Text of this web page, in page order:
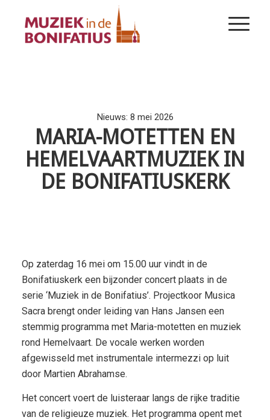
Nieuws: 8 mei 2026
MARIA-MOTETTEN EN
HEMELVAARTMUZIEK IN
DE BONIFATIUSKERK
Op zaterdag 16 mei om 15.00 uur vindt in de
Bonifatiuskerk een bijzonder concert plaats in de
serie ‘Muziek in de Bonifatius’. Projectkoor Musica
Sacra brengt onder leiding van Hans Jansen een
stemmig programma met Maria-motetten en muziek
rond Hemelvaart. De vocale werken worden
afgewisseld met instrumentale intermezzi op luit
door Martien Abrahamse.
Het concert voert de luisteraar langs de rijke traditie
van de religieuze muziek. Het programma opent met